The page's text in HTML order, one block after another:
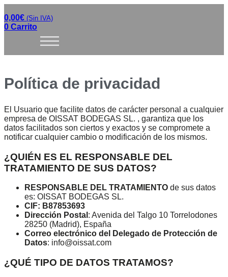
0,00€
0 Carrito
Política de privacidad
El Usuario que facilite datos de carácter personal a cualquier
empresa de OISSAT BODEGAS SL. , garantiza que los
datos facilitados son ciertos y exactos y se compromete a
notificar cualquier cambio o modificación de los mismos.
¿QUIÉN ES EL RESPONSABLE DEL
TRATAMIENTO DE SUS DATOS?
RESPONSABLE DEL TRATAMIENTO de sus datos
es: OISSAT BODEGAS SL.
CIF: B87853693
Dirección Postal : Avenida del Talgo 10 Torrelodones
28250 (Madrid), España
Correo electrónico del Delegado de Protección de
Datos: info@oissat.com
¿QUÉ TIPO DE DATOS TRATAMOS?